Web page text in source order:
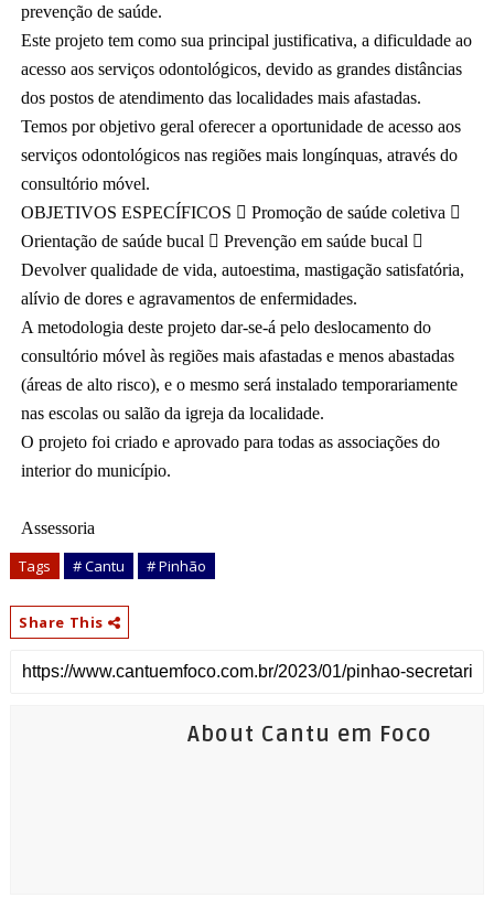
prevenção de saúde.
Este projeto tem como sua principal justificativa, a dificuldade ao
acesso aos serviços odontológicos, devido as grandes distâncias
dos postos de atendimento das localidades mais afastadas.
Temos por objetivo geral oferecer a oportunidade de acesso aos
serviços odontológicos nas regiões mais longínquas, através do
consultório móvel.
OBJETIVOS ESPECÍFICOS  Promoção de saúde coletiva 
Orientação de saúde bucal  Prevenção em saúde bucal 
Devolver qualidade de vida, autoestima, mastigação satisfatória,
alívio de dores e agravamentos de enfermidades.
A metodologia deste projeto dar-se-á pelo deslocamento do
consultório móvel às regiões mais afastadas e menos abastadas
(áreas de alto risco), e o mesmo será instalado temporariamente
nas escolas ou salão da igreja da localidade.
O projeto foi criado e aprovado para todas as associações do
interior do município.
Assessoria
Tags # Cantu # Pinhão
Share This
About Cantu em Foco